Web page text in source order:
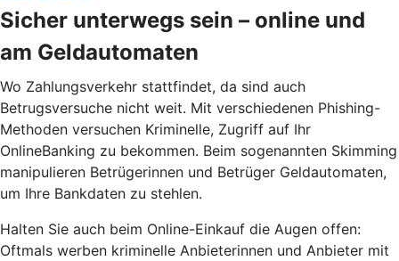
Sicher unterwegs sein – online und
am Geldautomaten
Wo Zahlungsverkehr stattfindet, da sind auch
Betrugsversuche nicht weit. Mit verschiedenen Phishing-
Methoden versuchen Kriminelle, Zugriff auf Ihr
OnlineBanking zu bekommen. Beim sogenannten Skimming
manipulieren Betrügerinnen und Betrüger Geldautomaten,
um Ihre Bankdaten zu stehlen.
Halten Sie auch beim Online-Einkauf die Augen offen:
Oftmals werben kriminelle Anbieterinnen und Anbieter mit